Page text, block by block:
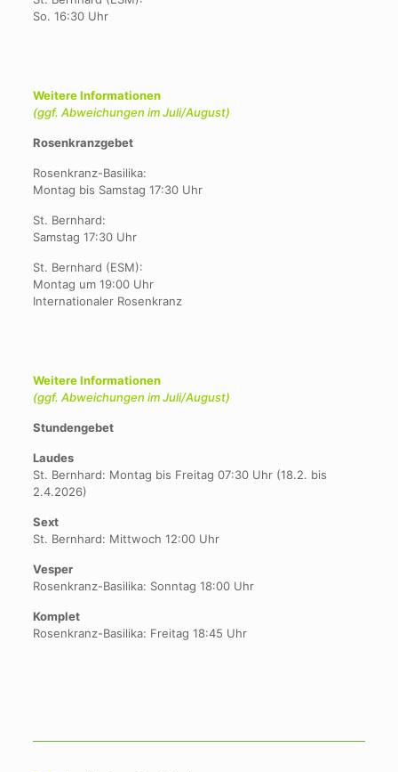
So. 16:30 Uhr
Weitere Informationen
(ggf. Abweichungen im Juli/August)
Rosenkranzgebet
Rosenkranz-Basilika:
Montag bis Samstag 17:30 Uhr
St. Bernhard:
Samstag 17:30 Uhr
St. Bernhard (ESM):
Montag um 19:00 Uhr
Internationaler Rosenkranz
Weitere Informationen
(ggf. Abweichungen im Juli/August)
Stundengebet
Laudes
St. Bernhard: Montag bis Freitag 07:30 Uhr (18.2. bis
2.4.2026)
Sext
St. Bernhard: Mittwoch 12:00 Uhr
Vesper
Rosenkranz-Basilika: Sonntag 18:00 Uhr
Komplet
Rosenkranz-Basilika: Freitag 18:45 Uhr